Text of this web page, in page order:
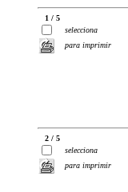
1 / 5
selecciona
para imprimir
2 / 5
selecciona
para imprimir